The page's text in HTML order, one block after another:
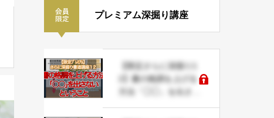
プレミアム深掘り講座
【限定さらに深掘り1
2】書の格調を上げる
方法「◯◯」を出さな